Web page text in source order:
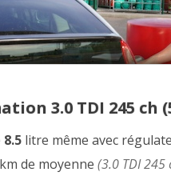
3.0 TDI 245 ch (
8.5 litre même avec
de moyenne(3.0 TDI